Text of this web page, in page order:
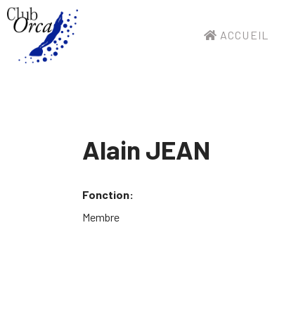
ACCUEIL
Alain JEAN
Fonction:
Membre